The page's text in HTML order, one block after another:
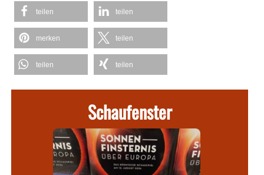
teilen teilen
merken teilen
teilen teilen
Schaufenster